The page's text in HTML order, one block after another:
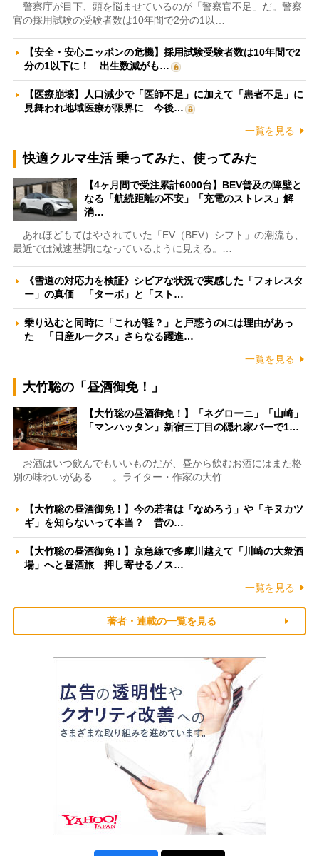
警察庁が目下、頭を悩ませているのが「警察官不足」だ。警察
官の採用試験の受験者数は10年間で2分の1以…
【安全・安心ニッポンの危機】採用試験受験者数は10年間で2
分の1以下に！ 出生数減がも…
【医療崩壊】人口減少で「医師不足」に加えて「患者不足」に
見舞われ地域医療が限界に 今後…
一覧を見る
快適クルマ生活 乗ってみた、使ってみた
【4ヶ月間で受注累計6000台】BEV普及の障壁と
なる「航続距離の不安」「充電のストレス」解
消…
あれほどもてはやされていた「EV（BEV）シフト」の潮流も、
最近では減速基調になっているように見える。…
《雪道の対応力を検証》シビアな状況で実感した「フォレスタ
ー」の真価 「ターボ」と「スト…
乗り込むと同時に「これが軽？」と戸惑うのには理由があっ
た 「日産ルークス」さらなる躍進…
一覧を見る
大竹聡の「昼酒御免！」
【大竹聡の昼酒御免！】「ネグローニ」「山崎」
「マンハッタン」新宿三丁目の隠れ家バーで1…
お酒はいつ飲んでもいいものだが、昼から飲むお酒にはまた格
別の味わいがある――。ライター・作家の大竹…
【大竹聡の昼酒御免！】今の若者は「なめろう」や「キヌカツ
ギ」を知らないって本当？ 昔の…
【大竹聡の昼酒御免！】京急線で多摩川越えて「川崎の大衆酒
場」へと昼酒旅 押し寄せるノス…
一覧を見る
著者・連載の一覧を見る